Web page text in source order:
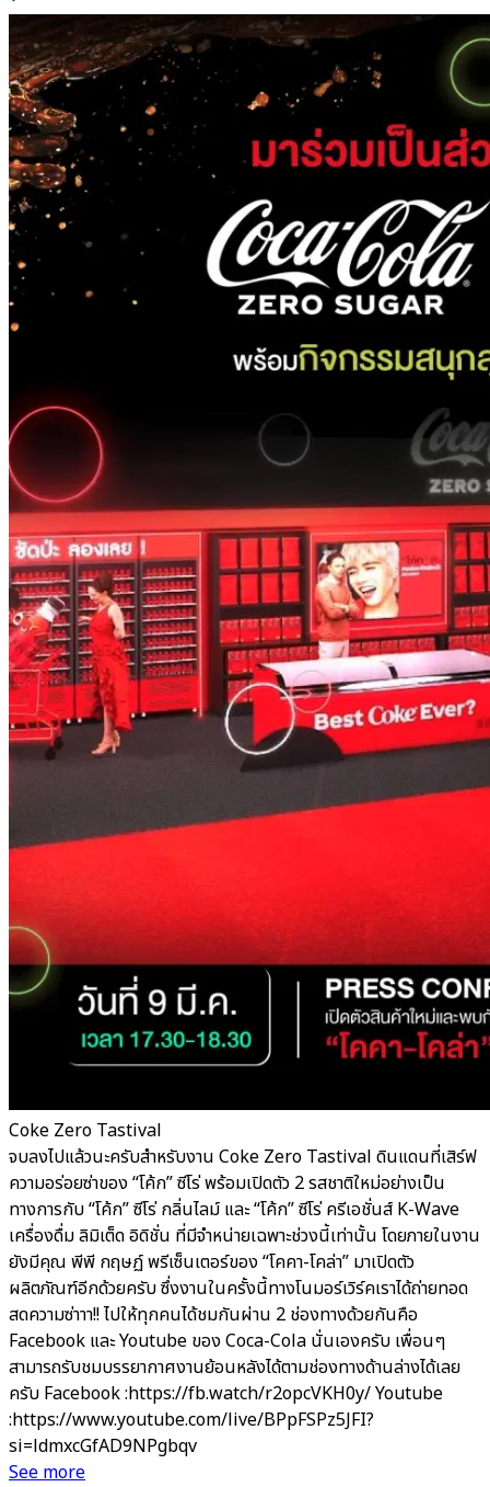
Coke Zero Tastival
จบลงไปแล้วนะครับสำหรับงาน Coke Zero Tastival ดินแดนที่เสิร์ฟ
ความอร่อยซ่าของ “โค้ก” ซีโร่ พร้อมเปิดตัว 2 รสชาติใหม่อย่างเป็น
ทางการกับ “โค้ก” ซีโร่ กลิ่นไลม์ และ “โค้ก” ซีโร่ ครีเอชั่นส์ K-Wave
เครื่องดื่ม ลิมิเต็ด อิดิชั่น ที่มีจำหน่ายเฉพาะช่วงนี้เท่านั้น โดยภายในงาน
ยังมีคุณ พีพี กฤษฏ์ พรีเซ็นเตอร์ของ “โคคา-โคล่า” มาเปิดตัว
ผลิตภัณฑ์อีกด้วยครับ ซึ่งงานในครั้งนี้ทางโนมอร์เวิร์คเราได้ถ่ายทอด
สดความซ่าาา!! ไปให้ทุกคนได้ชมกันผ่าน 2 ช่องทางด้วยกันคือ
Facebook และ Youtube ของ Coca-Cola นั่นเองครับ เพื่อนๆ
สามารถรับชมบรรยากาศงานย้อนหลังได้ตามช่องทางด้านล่างได้เลย
ครับ Facebook :https://fb.watch/r2opcVKH0y/ Youtube
:https://www.youtube.com/live/BPpFSPz5JFI?
si=ldmxcGfAD9NPgbqv
See more